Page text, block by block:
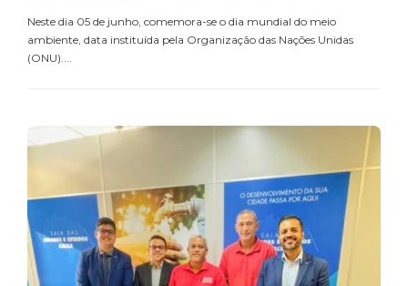
Neste dia 05 de junho, comemora-se o dia mundial do meio
ambiente, data instituída pela Organização das Nações Unidas
(ONU)....